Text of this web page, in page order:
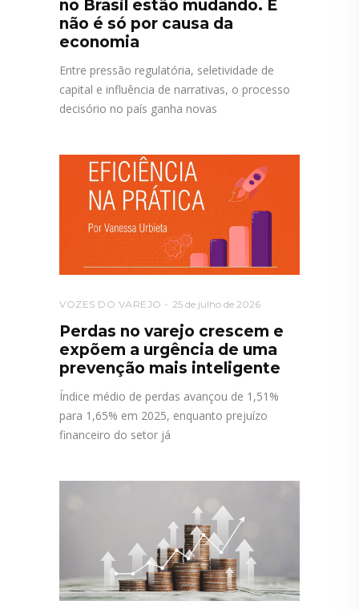
no Brasil estão mudando. E
não é só por causa da
economia
Entre pressão regulatória, seletividade de
capital e influência de narrativas, o processo
decisório no país ganha novas
VOZES DO VAREJO 25 de julho de 2026
Perdas no varejo crescem e
expõem a urgência de uma
prevenção mais inteligente
Índice médio de perdas avançou de 1,51%
para 1,65% em 2025, enquanto prejuízo
financeiro do setor já